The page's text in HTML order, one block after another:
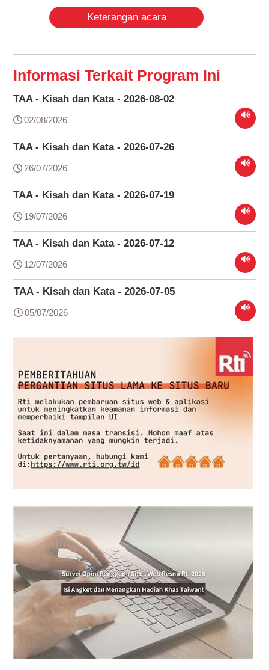
Keterangan acara
Informasi Terkait Program Ini
TAA - Kisah dan Kata - 2026-08-02
02/08/2026
TAA - Kisah dan Kata - 2026-07-26
26/07/2026
TAA - Kisah dan Kata - 2026-07-19
19/07/2026
TAA - Kisah dan Kata - 2026-07-12
12/07/2026
TAA - Kisah dan Kata - 2026-07-05
05/07/2026